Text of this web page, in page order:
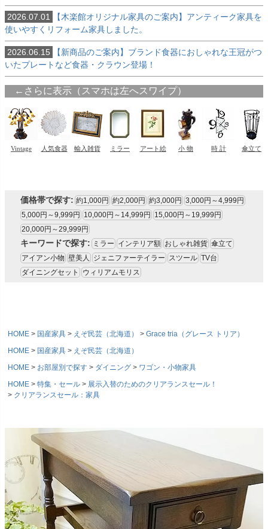
2026.07.01
【木楽館オリジナル家具のご案内】アンティーク家具を
使いやすくリフォーム家具しました。
2026.06.15
【新商品のご案内】ブランド食器におしゃれな王冠がつ
いたプレートなど食器・クラウン登場！
価格帯で探す: 約1,000円 約2,000円 約3,000円 3,000円～4,999円
5,000円～9,999円
10,000円～14,999円
15,000円～19,999円
20,000円～29,999円
キーワードで探す: ミラー インテリア額 おしゃれ雑貨 傘立て
アイアン小物 壁美人 ジェニファーテイラー スツール TV台
ダイニングセット
ウィリアムモリス
HOME 国産家具 えぞ民芸（北海道）
Grace tria（グレース トリア）
HOME
国産家具
えぞ民芸（北海道）
HOME
お部屋別で探す ダイニング
ワゴン・小物家具
HOME
特集・セール
展示入替のためのクリアランスセール！
クリアランスセール：家具